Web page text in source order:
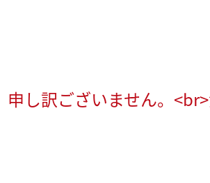
申し訳ございません。